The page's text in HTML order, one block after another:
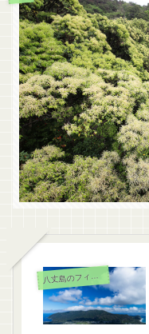
八
丈島のフィールド